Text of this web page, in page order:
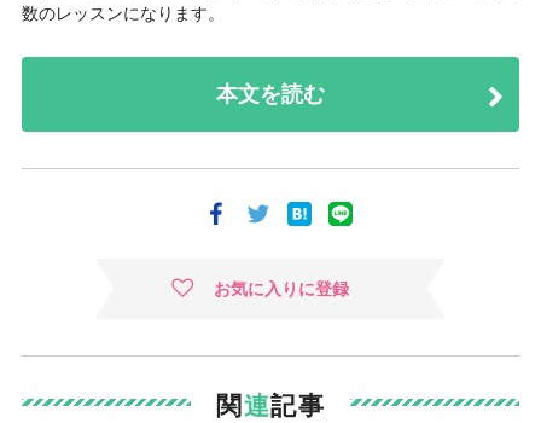
数のレッスンになります。
本文を読む
お気に入りに登録
関連記事